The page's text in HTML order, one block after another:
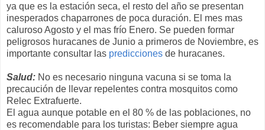
ya que es la estación seca, el resto del año se presentan
inesperados chaparrones de poca duración. El mes mas
caluroso Agosto y el mas frío Enero. Se pueden formar
peligrosos huracanes de Junio a primeros de Noviembre, es
importante consultar las predicciones de huracanes.
Salud: No es necesario ninguna vacuna si se toma la
precaución de llevar repelentes contra mosquitos como
Relec Extrafuerte.
El agua aunque potable en el 80 % de las poblaciones, no
es recomendable para los turistas: Beber siempre agua